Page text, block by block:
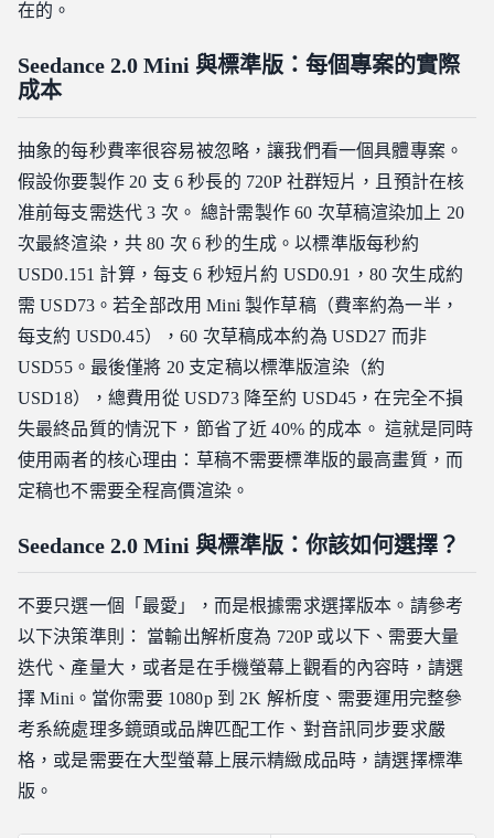
在的。
Seedance 2.0 Mini 與標準版：每個專案的實際
成本
抽象的每秒費率很容易被忽略，讓我們看一個具體專案。
假設你要製作 20 支 6 秒長的 720P 社群短片，且預計在核
准前每支需迭代 3 次。 總計需製作 60 次草稿渲染加上 20
次最終渲染，共 80 次 6 秒的生成。以標準版每秒約
USD0.151 計算，每支 6 秒短片約 USD0.91，80 次生成約
需 USD73。若全部改用 Mini 製作草稿（費率約為一半，
每支約 USD0.45），60 次草稿成本約為 USD27 而非
USD55。最後僅將 20 支定稿以標準版渲染（約
USD18），總費用從 USD73 降至約 USD45，在完全不損
失最終品質的情況下，節省了近 40% 的成本。 這就是同時
使用兩者的核心理由：草稿不需要標準版的最高畫質，而
定稿也不需要全程高價渲染。
Seedance 2.0 Mini 與標準版：你該如何選擇？
不要只選一個「最愛」，而是根據需求選擇版本。請參考
以下決策準則： 當輸出解析度為 720P 或以下、需要大量
迭代、產量大，或者是在手機螢幕上觀看的內容時，請選
擇 Mini。當你需要 1080p 到 2K 解析度、需要運用完整參
考系統處理多鏡頭或品牌匹配工作、對音訊同步要求嚴
格，或是需要在大型螢幕上展示精緻成品時，請選擇標準
版。